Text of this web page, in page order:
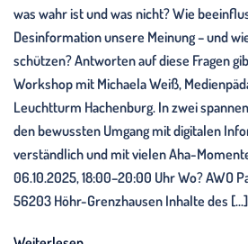
was wahr ist und was nicht? Wie
Desinformation unsere Meinung – und
schützen? Antworten auf diese Fragen
Workshop mit Michaela Weiß,
Leuchtturm Hachenburg. In zwei
den bewussten Umgang mit digitalen
verständlich und mit vielen Aha-
06.10.2025, 18:00–20:00 Uhr Wo? AWO
56203 Höhr-Grenzhausen Inhalte des […]